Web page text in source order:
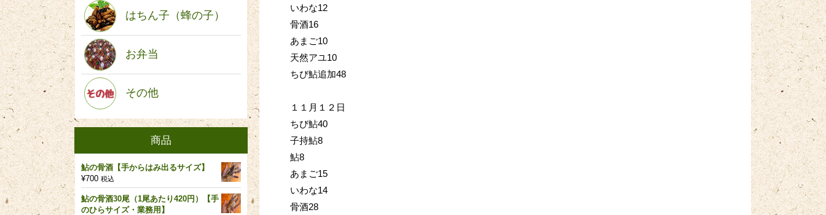
いわな12
骨酒16
あまご10
天然アユ10
ちび鮎追加48
１１月１２日
ちび鮎40
子持鮎8
鮎8
あまご15
いわな14
骨酒28
はちん子（蜂の子）
お弁当
その他
商品
鮎の骨酒【手からはみ出るサイズ】
¥700 税込
鮎の骨酒30尾（1尾あたり420円）【手
のひらサイズ・業務用】